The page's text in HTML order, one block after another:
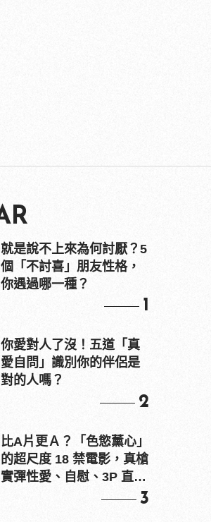
就是說不上來為何討厭？5
個「不討喜」朋友性格，
你遇過哪一種？
1
你愛對人了沒！五道「真
愛自問」識別你的伴侶是
對的人嗎？
2
比A片更Ａ？「色慾薰心」
的超尺度 18 禁電影，真槍
實彈性愛、自慰、3P 直接
3